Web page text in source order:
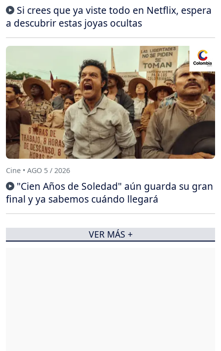
Si crees que ya viste todo en Netflix, espera
a descubrir estas joyas ocultas
Cine • AGO 5 / 2026
"Cien Años de Soledad" aún guarda su gran
final y ya sabemos cuándo llegará
VER MÁS +